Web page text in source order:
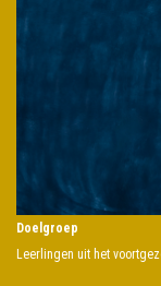
Doelgroep
Leerlingen uit het